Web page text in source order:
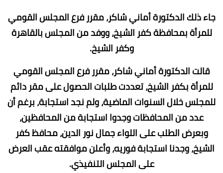
جاء ذلك الدكتورة أماني شاكر، مقرر فرع المجلس القومي
للمرأة بمحافظة كفر الشيخ، ووفد من المجلس بالقاهرة
وكفر الشيخ.
قالت الدكتورة أماني شاكر، مقرر فرع المجلس القومي
للمرأة بكفر الشيخ، تعددت طلبات الحصول على مقر دائم
للمجلس خلال السنوات الماضية، ولم نجد استجابة، برغم أن
عدد من المحافظات وجدوا استجابة من المحافظين،
وبعرض الطلب على اللواء جمال نور الدين، محافظ كفر
الشيخ، وجدنا استجابة فوريه، وأعلن موافقته عقب العرض
على المجلس التنفيذي.